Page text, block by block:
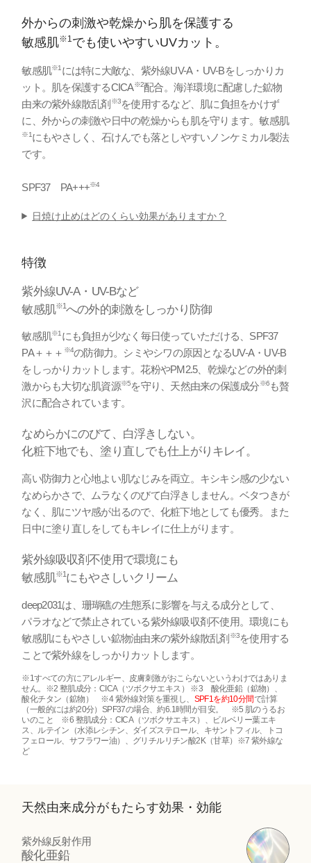
外からの刺激や乾燥から肌を保護する
敏感肌※1 でも使いやすいUVカット。
敏感肌※1 には特に大敵な、紫外線UV-A・UV-Bをしっかりカ
ット。肌を保護するCICA※2配合。海洋環境に配慮した鉱物
由来の紫外線散乱剤 ※3を使用するなど、肌に負担をかけず
に、外からの刺激や日中の乾燥からも肌を守ります。敏感肌
※1にもやさしく、石けんでも落としやすいノンケミカル製法
です。
SPF37 PA+++※4
日焼け止めはどのくらい効果がありますか？
特徴
紫外線UV-A・UV-Bなど
敏感肌※1への外的刺激をしっかり防御
敏感肌※1にも負担が少なく毎日使っていただける、SPF37
PA＋＋＋ ※4の防御力。シミやシワの原因となるUV-A・UV-B
をしっかりカットします。花粉やPM2.5、乾燥などの外的刺
激からも大切な肌資源※5を守り、天然由来の保護成分※6 も贅
沢に配合されています。
なめらかにのびて、白浮きしない。
化粧下地でも、塗り直しでも仕上がりキレイ。
高い防御力と心地よい肌なじみを両立。キシキシ感の少ない
なめらかさで、ムラなくのびて白浮きしません。ベタつきが
なく、肌にツヤ感が出るので、化粧下地としても優秀。また
日中に塗り直しをしてもキレイに仕上がります。
紫外線吸収剤不使用で環境にも
敏感肌※1にもやさしいクリーム
deep2031は、珊瑚礁の生態系に影響を与える成分として、
パラオなどで禁止されている紫外線吸収剤不使用。環境にも
敏感肌にもやさしい鉱物油由来の紫外線散乱剤 ※3を使用する
ことで紫外線をしっかりカットします。
※1すべての方にアレルギー、皮膚刺激がおこらないというわけではありま
せん。※2 整肌成分：CICA（ツボクサエキス） ※3 酸化亜鉛（鉱物）、
酸化チタン（鉱物） ※4 紫外線対策を重視し、 SPF1を約10分間で計算
（一般的には約20分）SPF37の場合、約6.1時間が目安。 ※5 肌のうるお
いのこと ※6 整肌成分：CICA（ツボクサエキス）、ビルベリー葉エキ
ス、ルテイン（水添レシチン、ダイズステロール、キサントフィル、トコ
フェロール、サフラワー油）、グリチルリチン酸2K（甘草）※7 紫外線な
ど
天然由来成分がもたらす効果・効能
紫外線反射作用
酸化亜鉛